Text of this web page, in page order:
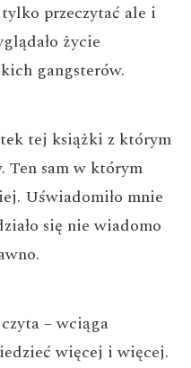
przeczytać ale i
życie
gangsterów.
tej książki z którym
Ten sam w którym
Uświadomiło mnie
się nie wiadomo
– wciąga
więcej i więcej.